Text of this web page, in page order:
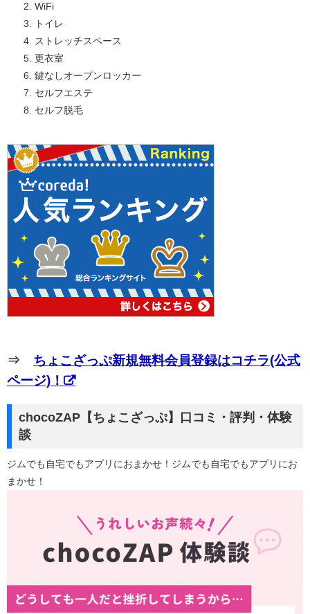
WiFi
トイレ
ストレッチスペース
更衣室
鍵なしオープンロッカー
セルフエステ
セルフ脱毛
⇒ ちょこざっぷ新規無料会員登録はコチラ(公式
ページ)！
chocoZAP【ちょこざっぷ】口コミ・評判・体験
談
ジムでも自宅でもアプリにおまかせ！ジムでも自宅でもアプリにお
まかせ！